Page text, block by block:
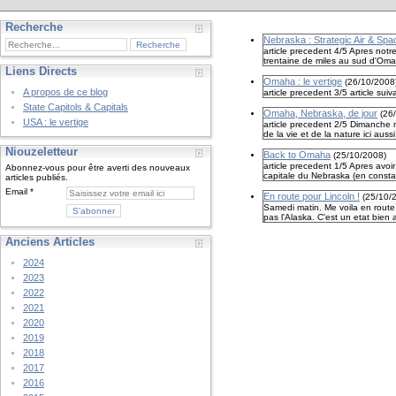
Recherche
Liens Directs
A propos de ce blog
State Capitols & Capitals
USA : le vertige
Niouzeletteur
Abonnez-vous pour être averti des nouveaux
articles publiés.
Email
Anciens Articles
2024
2023
2022
2021
2020
2019
2018
2017
2016
Nebraska : Strategic Air &
article precedent 4/5 Apres
trentaine de miles au sud
Omaha : le vertige(26/10/2008
article precedent 3/5 article
Omaha, Nebraska, de jour(
article precedent 2/5 Dimanche
de la vie et de la nature ici
Back to Omaha(25/10/2008)
article precedent 1/5 Apres
capitale du Nebraska (en
En route pour Lincoln ! (25/10/
Samedi matin. Me voila en
pas l'Alaska. C'est un etat bien